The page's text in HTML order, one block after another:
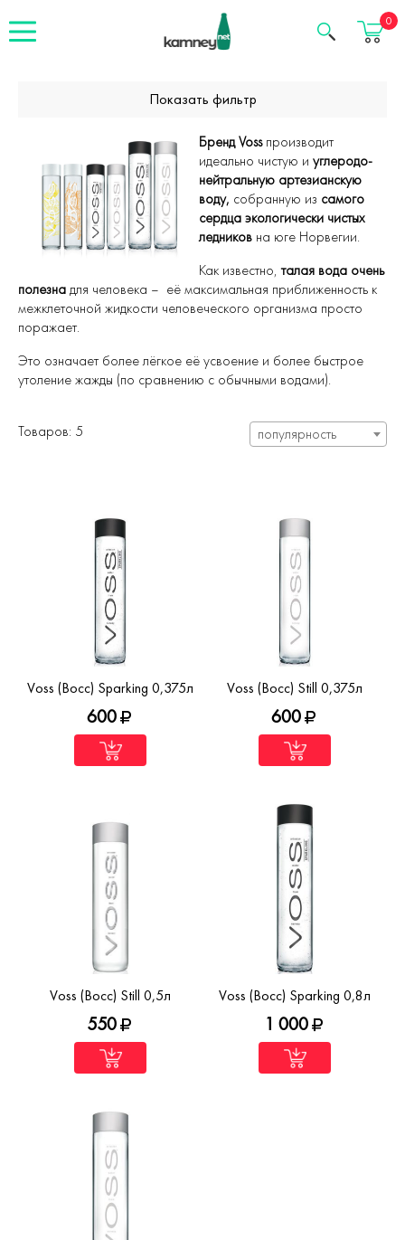
0
Корзина
Показать фильтр
Бренд Vossпроизводит
идеально чистую и углеродо-
нейтральную артезианскую
воду, собранную из самого
сердца экологически чистых
ледников на юге Норвегии.
Как известно, талая вода очень
полезнадля человека – её максимальная приближенность к
межклеточной жидкости человеческого организма просто
поражает.
Это означает более лёгкое её усвоение и более быстрое
утоление жажды (по сравнению с обычными водами).
Товаров: 5 популярность
Voss (Восс) Sparking 0,375л
600
Voss (Восс) Still 0,375л
600
Voss (Восс) Still 0,5л
550
Voss (Восс) Sparking 0,8л
1 000